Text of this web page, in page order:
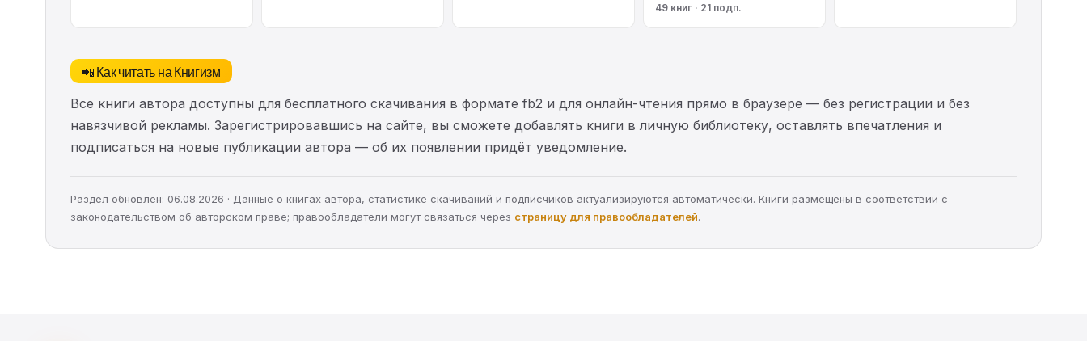
49 книг · 21 подп.
📲 Как читать на Книгизм
Все книги автора доступны для бесплатного скачивания в формате fb2 и для онлайн-чтения прямо в браузере — без регистрации и без
навязчивой рекламы. Зарегистрировавшись на сайте, вы сможете добавлять книги в личную библиотеку, оставлять впечатления и
подписаться на новые публикации автора — об их появлении придёт уведомление.
Раздел обновлён: 06.08.2026 · Данные о книгах автора, статистике скачиваний и подписчиков актуализируются автоматически. Книги размещены в соответствии с
законодательством об авторском праве; правообладатели могут связаться через страницу для правообладателей.